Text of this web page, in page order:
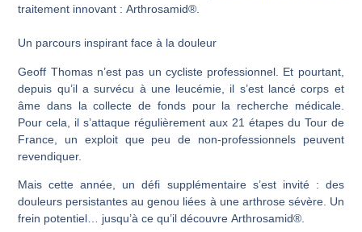
traitement innovant :Arthrosamid®.
Un parcours inspirant face à la douleur
Geoff Thomas n’est pas un cycliste professionnel. Et pourtant,
depuis qu’il a survécu à une leucémie, il s’est lancé corps et
âme dans la collecte de fonds pour la recherche médicale.
Pour cela, il s’attaque régulièrement aux 21 étapes du Tour de
France, un exploit que peu de non-professionnels peuvent
revendiquer.
Mais cette année, un défi supplémentaire s’est invité : des
douleurs persistantes au genou liées à une arthrose sévère. Un
frein potentiel… jusqu’à ce qu’il découvreArthrosamid®